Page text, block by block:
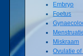
Embryo
Foetus
Miskraam
Ovulatie